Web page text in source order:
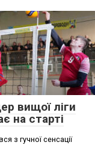
вищої ліги
на старті
з гучної сенсації